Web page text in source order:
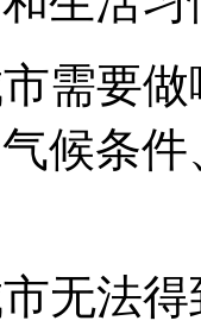
需要
候条
无法